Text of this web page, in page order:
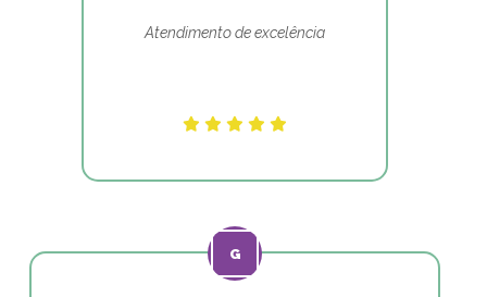
Atendimento de excelência